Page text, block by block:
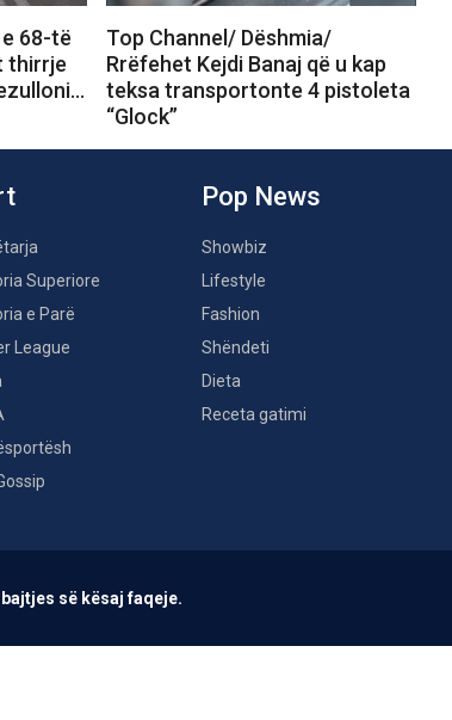
68-të
thirrje
Top Channel/ Dëshmia/
Rrëfehet Kejdi Banaj që u kap
teksa transportonte 4 pistoleta
“Glock”
Superiore
e Parë
League
Pop News
Showbiz
Lifestyle
Fashion
Shëndeti
Dieta
Receta gatimi
së kësaj faqeje.